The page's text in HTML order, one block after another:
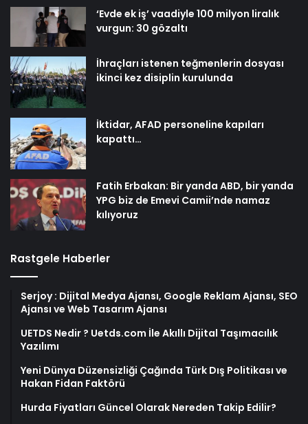
‘Evde ek iş’ vaadiyle 100 milyon liralık
vurgun: 30 gözaltı
İhraçları istenen teğmenlerin dosyası
ikinci kez disiplin kurulunda
İktidar, AFAD personeline kapıları
kapattı…
Fatih Erbakan: Bir yanda ABD, bir yanda
YPG biz de Emevi Camii’nde namaz
kılıyoruz
Rastgele Haberler
Serjoy : Dijital Medya Ajansı, Google Reklam Ajansı, SEO
Ajansı ve Web Tasarım Ajansı
UETDS Nedir ? Uetds.com İle Akıllı Dijital Taşımacılık
Yazılımı
Yeni Dünya Düzensizliği Çağında Türk Dış Politikası ve
Hakan Fidan Faktörü
Hurda Fiyatları Güncel Olarak Nereden Takip Edilir?